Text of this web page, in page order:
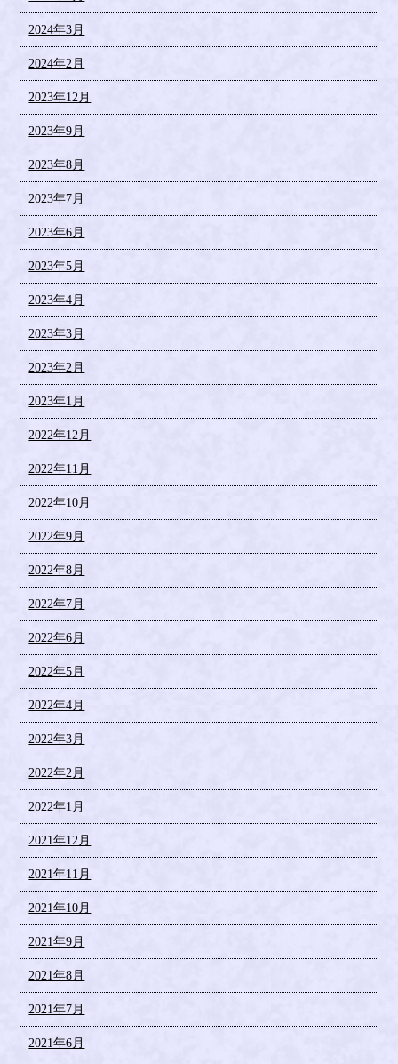
2024年3月
2024年2月
2023年12月
2023年9月
2023年8月
2023年7月
2023年6月
2023年5月
2023年4月
2023年3月
2023年2月
2023年1月
2022年12月
2022年11月
2022年10月
2022年9月
2022年8月
2022年7月
2022年6月
2022年5月
2022年4月
2022年3月
2022年2月
2022年1月
2021年12月
2021年11月
2021年10月
2021年9月
2021年8月
2021年7月
2021年6月